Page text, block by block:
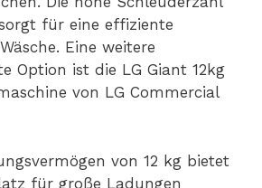
für eine effiziente
Eine weitere
Option ist die LG Giant 12kg
von LG Commercial
von 12 kg bietet
für große Ladungen